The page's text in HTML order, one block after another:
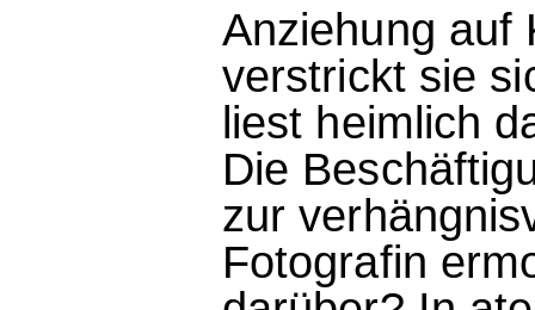
Anziehung auf
verstrickt sie
liest heimlich
Die
zur
Fotografin